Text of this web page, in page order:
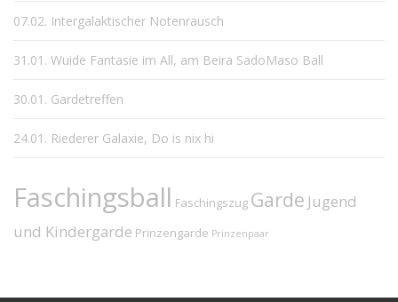
07.02. Intergalaktischer Notenrausch
31.01. Wuide Fantasie im All, am Beira SadoMaso Ball
30.01. Gardetreffen
24.01. Riederer Galaxie, Do is nix hi
Faschingsball Faschingszug Garde Jugend
und Kindergarde Prinzengarde Prinzenpaar